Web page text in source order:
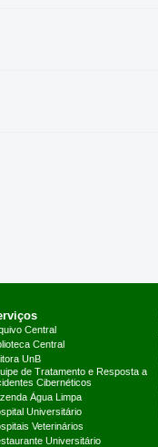
Central
Central
UnB
de Tratamento e Resposta a
Cibernéticos
Água Limpa
Universitário
Veterinários
Universitário